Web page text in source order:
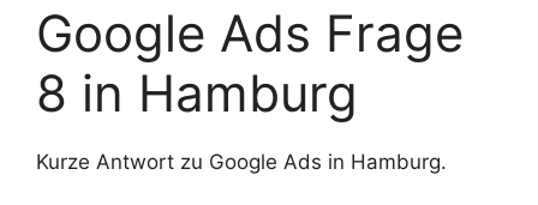
Google Ads Frage
8 in Hamburg
Kurze Antwort zu Google Ads in Hamburg.